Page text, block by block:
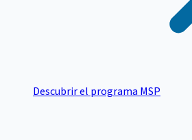
Descubrir el programa MSP